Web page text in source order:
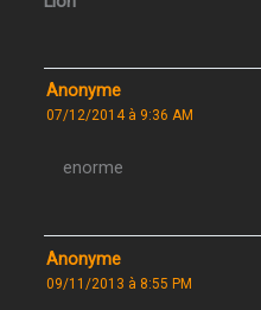
Anonyme
07/12/2014 à 9:36 AM
enorme
Anonyme
09/11/2013 à 8:55 PM